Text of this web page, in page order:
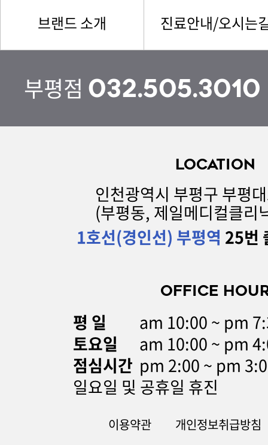
브랜드 소개 진료안내/오시는
부평점 032.505.3010
LOCATION
인천광역시 부평구 부평
(부평동, 제일메디컬클리
1호선(경인선) 부평역 25번
OFFICE
평 일
am 10:00 ~ pm
토요일
am 10:00 ~ pm
점심시간 pm 2:00 ~ pm
일요일 및 공휴일 휴진
이용약관 개인정보취급방침